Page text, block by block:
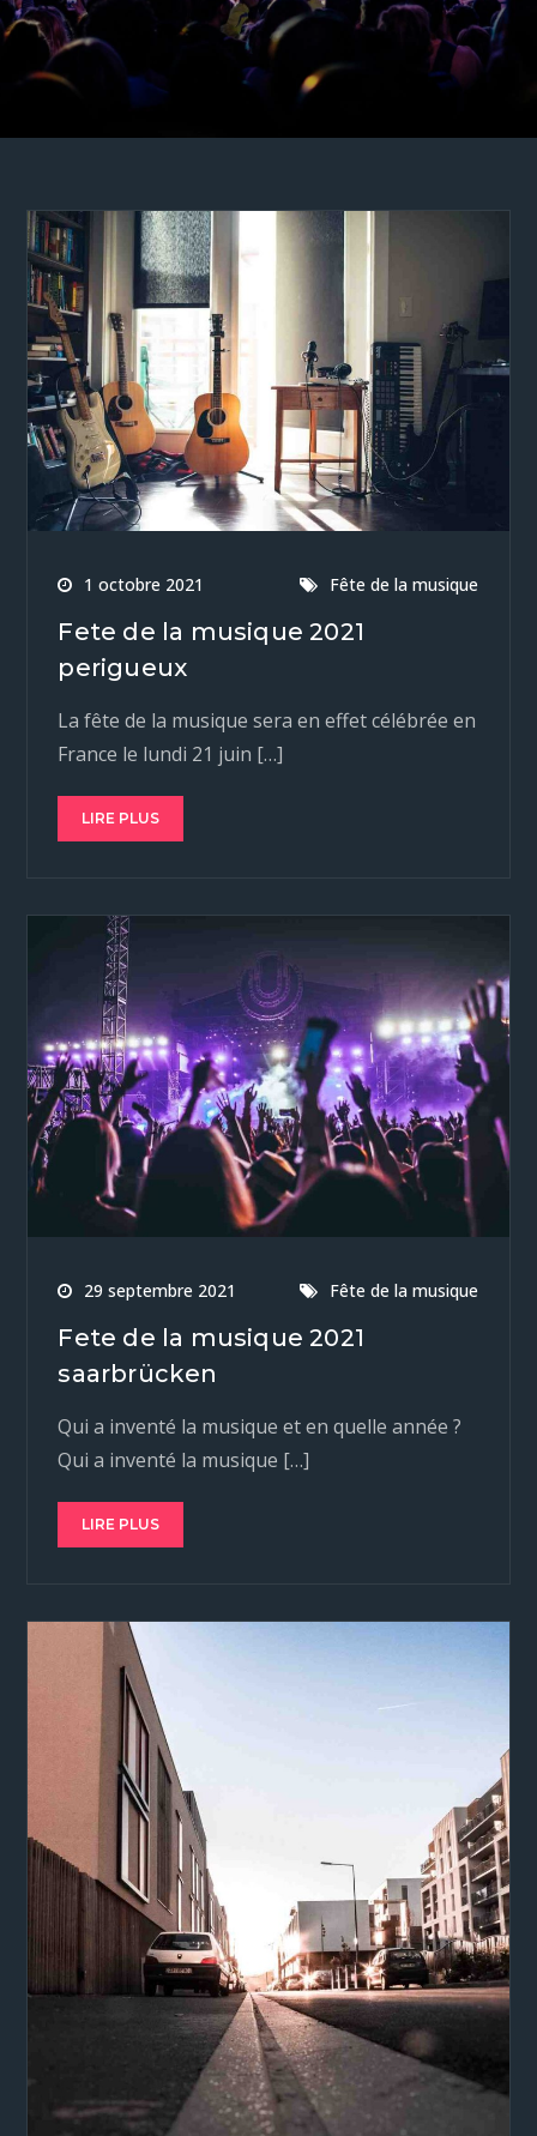
1 octobre 2021 Fête de la musique
Fete de la musique 2021
perigueux
La fête de la musique sera en effet célébrée en
France le lundi 21 juin […]
LIRE PLUS
29 septembre 2021 Fête de la musique
Fete de la musique 2021
saarbrücken
Qui a inventé la musique et en quelle année ?
Qui a inventé la musique […]
LIRE PLUS